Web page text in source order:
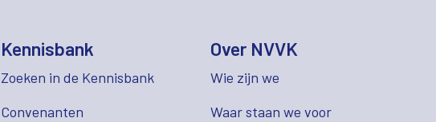
Kennisbank
Zoeken in de Kennisbank
Convenanten
Over NVVK
Wie zijn we
Waar staan we voor